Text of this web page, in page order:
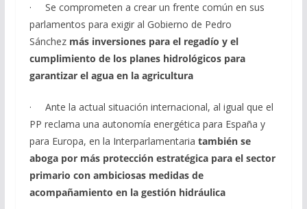
· Se comprometen a crear un frente común en sus
parlamentos para exigir al Gobierno de Pedro
Sánchez más inversiones para el regadío y el
cumplimiento de los planes hidrológicos para
garantizar el agua en la agricultura
· Ante la actual situación internacional, al igual que el
PP reclama una autonomía energética para España y
para Europa, en la Interparlamentaria también se
aboga por más protección estratégica para el sector
primario con ambiciosas medidas de
acompañamiento en la gestión hidráulica